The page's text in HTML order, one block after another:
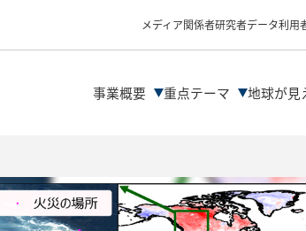
メディア関係者研究者データ利用
事業概要 重点テーマ 地球が見
データ解析
解析ツール